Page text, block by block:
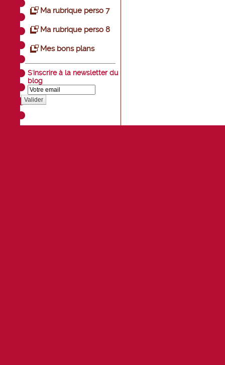
Ma rubrique perso 7
Ma rubrique perso 8
Mes bons plans
S'inscrire à la newsletter du
blog
Valider